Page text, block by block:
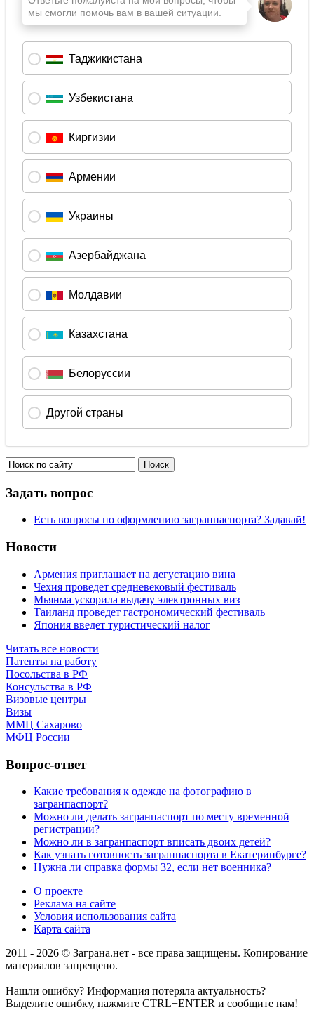
Задать вопрос
Есть вопросы по оформлению загранпаспорта? Задавай!
Новости
Армения приглашает на дегустацию вина
Чехия проведет средневековый фестиваль
Мьянма ускорила выдачу электронных виз
Таиланд проведет гастрономический фестиваль
Япония введет туристический налог
Читать все новости
Патенты на работу
Посольства в РФ
Консульства в РФ
Визовые центры
Визы
ММЦ Сахарово
МФЦ России
Вопрос-ответ
Какие требования к одежде на фотографию в
загранпаспорт?
Можно ли делать загранпаспорт по месту временной
регистрации?
Можно ли в загранпаспорт вписать двоих детей?
Как узнать готовность загранпаспорта в Екатеринбурге?
Нужна ли справка формы 32, если нет военника?
О проекте
Реклама на сайте
Условия использования сайта
Карта сайта
2011 - 2026 © Заграна.нет - все права защищены. Копирование
материалов запрещено.
Нашли ошибку? Информация потеряла актуальность?
Выделите ошибку, нажмите CTRL+ENTER и сообщите нам!